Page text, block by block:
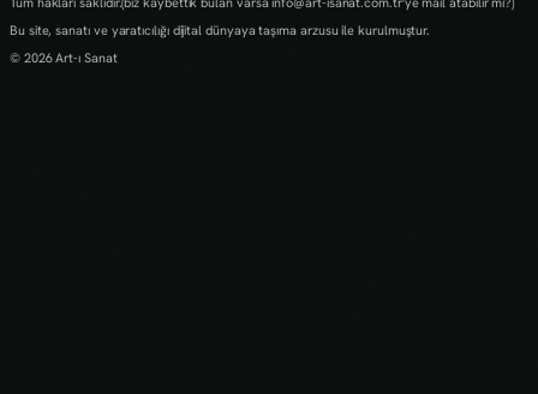
Bu site, sanatı ve yaratıcılığı dijital dünyaya taşıma arzusu ile kurulmuştur.
© 2026 Art-ı Sanat